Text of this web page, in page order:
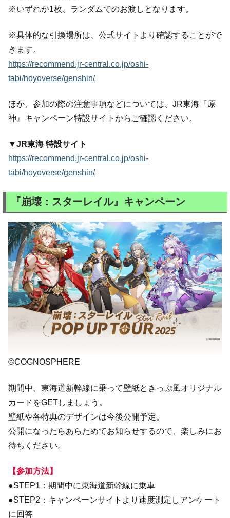
※いずれか1枚、ランダムでのお渡しとなります。
※具体的な引換場所は、公式サイトより確認することがで
きます。
https://recommend.jr-central.co.jp/oshi-
tabi/hoyoverse/genshin/
ほか、参加の際の注意事項などについては、JR東海『原
神』キャンペーン特設サイトからご確認ください。
▼JR東海 特設サイト
https://recommend.jr-central.co.jp/oshi-
tabi/hoyoverse/genshin/
『崩壊：スターレイル』キャンペーン
©COGNOSPHERE
期間中、東海道新幹線に乗って壁紙ときっぷ風オリジナル
カードをGETしましょう。
壁紙や各特典のデザインは今後公開予定。
公開になったらあらためてお知らせするので、楽しみにお
待ちください。
【参加方法】
●STEP1：期間中に東海道新幹線に乗車
●STEP2：キャンペーンサイトより速度測定しアンケート
に回答